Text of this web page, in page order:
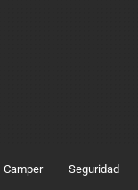
Camper Seguridad